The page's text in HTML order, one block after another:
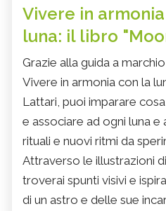
Vivere in
luna: il libro
Grazie alla guida a
Vivere in armonia con la
Lattari, puoi imparare
e associare ad ogni luna e
rituali e nuovi ritmi da
Attraverso le illustrazioni
troverai spunti visivi e
di un astro e delle sue